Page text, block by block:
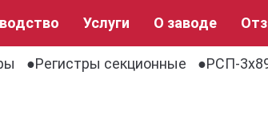
Услуги О заводе
Регистры секционные РСП-